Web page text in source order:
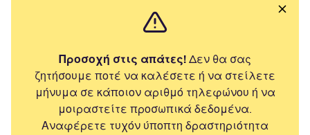
Προσοχή στις απάτες! Δεν θα σας
ζητήσουμε ποτέ να καλέσετε ή να στείλετε
μήνυμα σε κάποιον αριθμό τηλεφώνου ή να
μοιραστείτε προσωπικά δεδομένα.
Αναφέρετε τυχόν ύποπτη δραστηριότητα